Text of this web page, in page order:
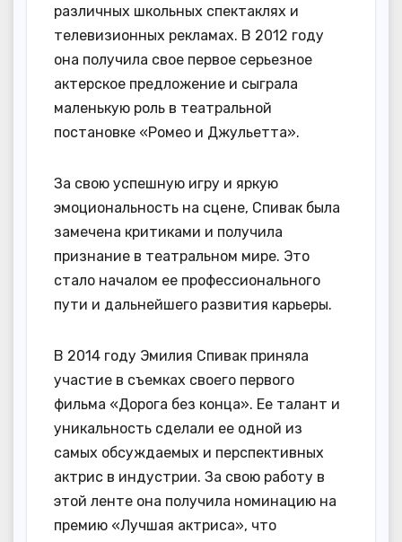
различных школьных спектаклях и
телевизионных рекламах. В 2012 году
она получила свое первое серьезное
актерское предложение и сыграла
маленькую роль в театральной
постановке «Ромео и Джульетта».
За свою успешную игру и яркую
эмоциональность на сцене, Спивак была
замечена критиками и получила
признание в театральном мире. Это
стало началом ее профессионального
пути и дальнейшего развития карьеры.
В 2014 году Эмилия Спивак приняла
участие в съемках своего первого
фильма «Дорога без конца». Ее талант и
уникальность сделали ее одной из
самых обсуждаемых и перспективных
актрис в индустрии. За свою работу в
этой ленте она получила номинацию на
премию «Лучшая актриса», что